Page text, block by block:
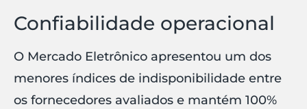
Confiabilidade operacional
O Mercado Eletrônico apresentou um dos
menores índices de indisponibilidade entre
os fornecedores avaliados e mantém 100%